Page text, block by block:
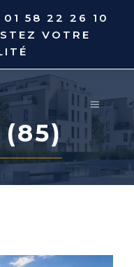
01 58 22 26 10
VOTRE
(85)